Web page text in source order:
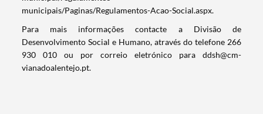
Termo de Pesquisa
municipais/Paginas/Regulamentos-Acao-Social.aspx.
Para mais informações contacte a Divisão de
Desenvolvimento Social e Humano, através do telefone 266
930 010 ou por correio eletrónico para ddsh@cm-
vianadoalentejo.pt.